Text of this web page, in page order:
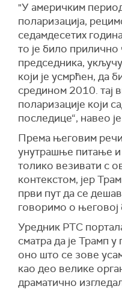
"У америчким
поларизација,
седамдесетих
то је било прилично
председника,
који је усмрћен, да
средином 2010. тај
поларизације који
последице“, навео
Према његовим
унутрашње питање
толико везивати с
контекстом, јер
први пут да се
говоримо о његовој
Уредник РТС
сматра да је Трамп у
оно што се зове
као део велике
драматично